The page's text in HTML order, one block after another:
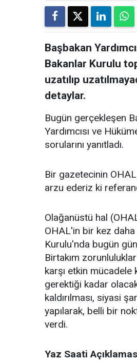
Başbakan
Bakanlar Kurulu
uzatılıp
detaylar.
Bugün gerçekleşen
Yardımcısı ve
sorularını yanıtladı.
Bir gazetecinin
arzu ederiz ki
Olağanüstü hal
OHAL'in bir kez daha
Kurulu'nda bugün
Birtakım
karşı etkin mücadele
gerektiği kadar
kaldırılması, siyasi
yapılarak, belli bir
verdi.
Yaz Saati